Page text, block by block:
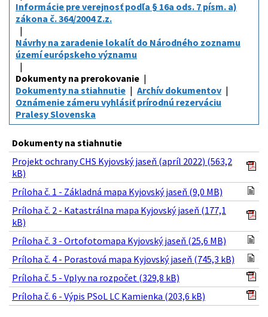
Informácie pre verejnosť podľa § 16a ods. 7 písm. a)
zákona č. 364/2004 Z.z.
Návrhy na zaradenie lokalít do Národného zoznamu
území európskeho významu
Dokumenty na prerokovanie
Dokumenty na stiahnutie
Archív dokumentov
Oznámenie zámeru vyhlásiť prírodnú rezerváciu
Pralesy Slovenska
Dokumenty na stiahnutie
Projekt ochrany CHS Kyjovský jaseň (apríl 2022) (563,2
kB)
Príloha č. 1 - Základná mapa Kyjovský jaseň (9,0 MB)
Príloha č. 2 - Katastrálna mapa Kyjovský jaseň (177,1
kB)
Príloha č. 3 - Ortofotomapa Kyjovský jaseň (25,6 MB)
Príloha č. 4 - Porastová mapa Kyjovský jaseň (745,3 kB)
Príloha č. 5 - Vplyv na rozpočet (329,8 kB)
Príloha č. 6 - Výpis PSoL LC Kamienka (203,6 kB)